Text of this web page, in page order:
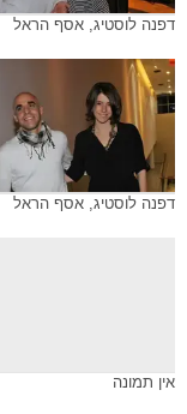
דפנה לוסטיג, אסף הראל
דפנה לוסטיג, אסף הראל
אין תמונה